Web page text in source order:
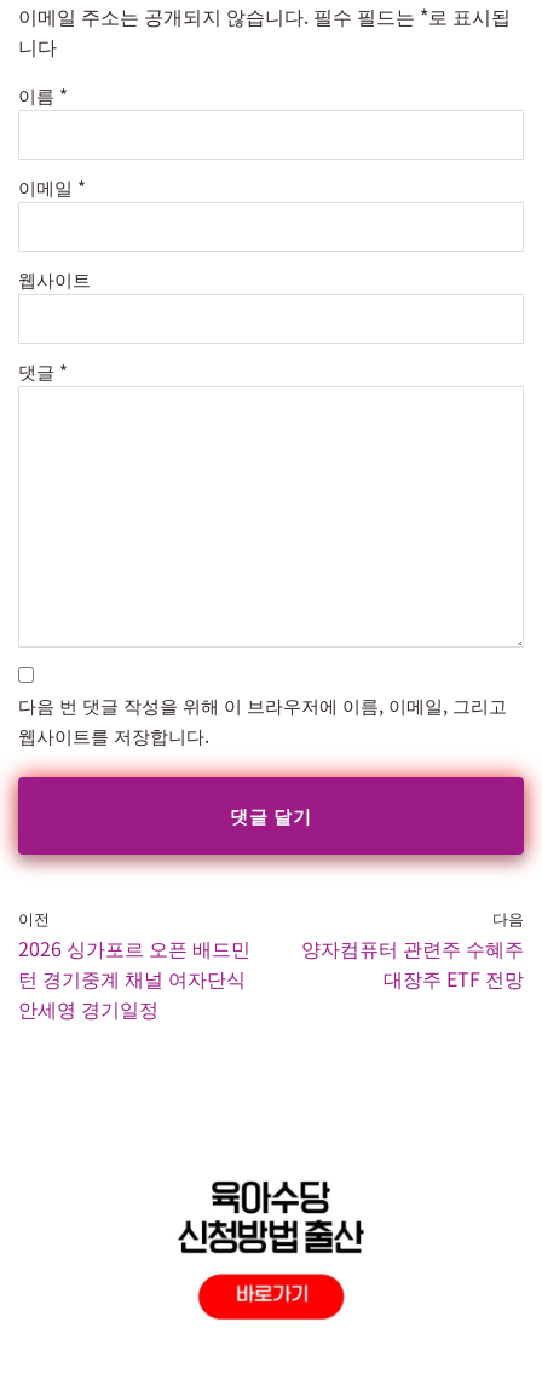
이메일 주소는 공개되지 않습니다. 필수 필드는 *로 표시됩
니다
이름 *
이메일 *
웹사이트
댓글 *
다음 번 댓글 작성을 위해 이 브라우저에 이름, 이메일, 그리고
웹사이트를 저장합니다.
이전
2026 싱가포르 오픈 배드민
턴 경기중계 채널 여자단식
안세영 경기일정
다음
양자컴퓨터 관련주 수혜주
대장주 ETF 전망